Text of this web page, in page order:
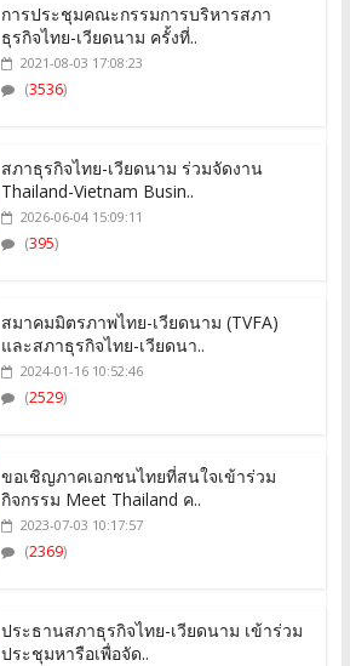
การประชุมคณะกรรมการบริหารสภา
ธุรกิจไทย-เวียดนาม ครั้งที่..
2021-08-03 17:08:23
(3536)
สภาธุรกิจไทย-เวียดนาม ร่วมจัดงาน
Thailand-Vietnam Busin..
2026-06-04 15:09:11
(395)
สมาคมมิตรภาพไทย-เวียดนาม (TVFA)
และสภาธุรกิจไทย-เวียดนา..
2024-01-16 10:52:46
(2529)
ขอเชิญภาคเอกชนไทยที่สนใจเข้าร่วม
กิจกรรม Meet Thailand ค..
2023-07-03 10:17:57
(2369)
ประธานสภาธุรกิจไทย-เวียดนาม เข้าร่วม
ประชุมหารือเพื่อจัด..